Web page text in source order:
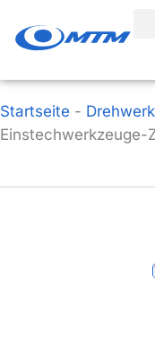
Inhalt
Startseite -
Einstechwerkzeuge-